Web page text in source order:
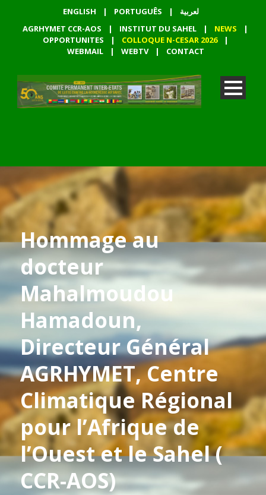
ENGLISH | PORTUGUÊS |
لعربية
AGRHYMET CCR-AOS
| INSTITUT DU SAHEL | NEWS
|
OPPORTUNITES
| COLLOQUE N-CESAR 2026
|
WEBMAIL
| WEBTV | CONTACT
Hommage au
docteur
Mahalmoudou
Hamadoun,
Directeur Général
AGRHYMET, Centre
Climatique Régional
pour l’Afrique de
l’Ouest et le Sahel (
CCR-AOS)